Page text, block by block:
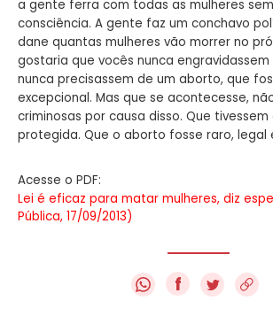
a gente ferra com todas as mulheres
consciência. A gente faz um conchavo
dane quantas mulheres vão morrer no
gostaria que vocês nunca
nunca precisassem de um aborto, que
excepcional. Mas que se acontecesse,
criminosas por causa disso. Que tivessem
protegida. Que o aborto fosse raro, legal
Acesse o PDF:
Lei é eficaz para matar mulheres, diz
Pública, 17/09/2013)
f